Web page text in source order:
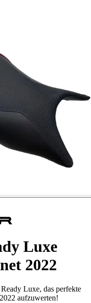
Luxe
2022
Luxe, das perfekte
aufzuwerten!